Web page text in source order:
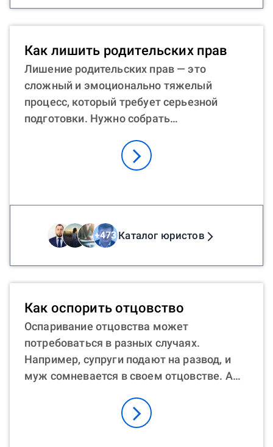
родственников умершего. 3. Как отцу
установить отцовство без согласия
матери? Мужчина вправе обратиться в
суд с иском о факте признания отцовства,
чтобы участвовать в жизни ребенка. В
любой из этих ситуаций помощь юриста
онлайн может быть неоценимой. Юрист
поможет подготовить необходимые
документы и представить интересы
Как лишить родительских прав
Лишение родительских прав — это
сложный и эмоционально тяжелый
процесс, который требует серьезной
подготовки. Нужно собрать
пройти судебные заседания. Как лишить
мать или отца ребенка родительских
процесса, не финансирует потребности
ребенка, не платит алименты, ведет
асоциальный образ жизни, не
интересуется здоровьем сына/дочери.
Юрист онлайн может стать отличным
помощником в этом сложном деле. Он
подскажет, как можно лишить
родительских прав отца, бывшего мужа,
поможет подготовить документы,
расскажет о тонкостях судебного
процесса. Кроме того, онлайн-
консультация экономит время и деньги.
+473Каталог юристов
Как оспорить отцовство
Оспаривание отцовства может
потребоваться в разных случаях.
Например, супруги подают на развод, и
муж сомневается в своем отцовстве. А
матерью, если, например, записанный
отец ведет асоциальный образ жизни.